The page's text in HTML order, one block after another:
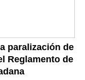
paralización de
Reglamento de